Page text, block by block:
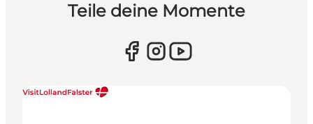
Teile deine Momente